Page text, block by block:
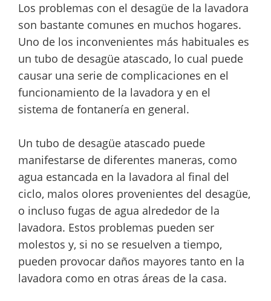
Los problemas con el desagüe de la lavadora
son bastante comunes en muchos hogares.
Uno de los inconvenientes más habituales es
un tubo de desagüe atascado, lo cual puede
causar una serie de complicaciones en el
funcionamiento de la lavadora y en el
sistema de fontanería en general.
Un tubo de desagüe atascado puede
manifestarse de diferentes maneras, como
agua estancada en la lavadora al final del
ciclo, malos olores provenientes del desagüe,
o incluso fugas de agua alrededor de la
lavadora. Estos problemas pueden ser
molestos y, si no se resuelven a tiempo,
pueden provocar daños mayores tanto en la
lavadora como en otras áreas de la casa.